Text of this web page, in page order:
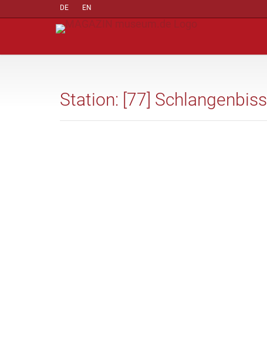
DE EN
Station: [77] Schlangenbiss